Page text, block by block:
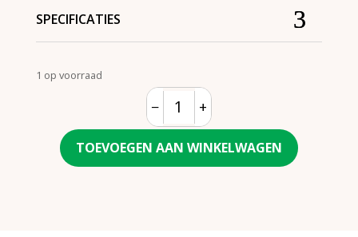
SPECIFICATIES
1 op voorraad
Quantity
− +
TOEVOEGEN AAN WINKELWAGEN